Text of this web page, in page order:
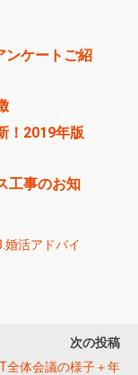
ンケートご紹
！2019年版
工事のお知
婚活アドバイ
次の投稿
全体会議の様子＋年